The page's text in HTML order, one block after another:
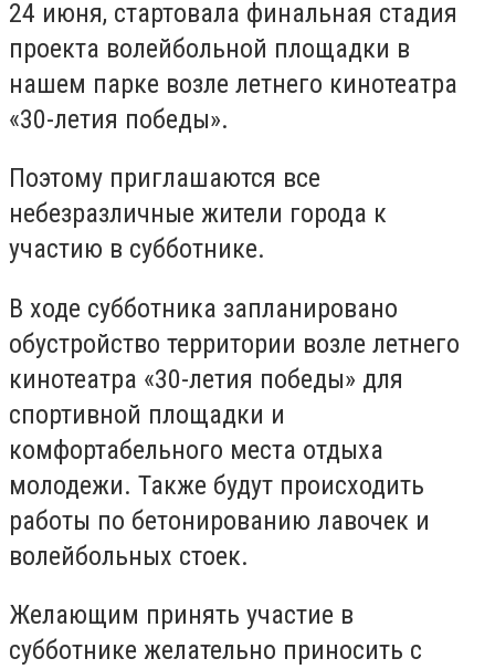
24 июня, стартовала финальная стадия
проекта волейбольной площадки в
нашем парке возле летнего кинотеатра
«30-летия победы».
Поэтому приглашаются все
небезразличные жители города к
участию в субботнике.
В ходе субботника запланировано
обустройство территории возле летнего
кинотеатра «30-летия победы» для
спортивной площадки и
комфортабельного места отдыха
молодежи. Также будут происходить
работы по бетонированию лавочек и
волейбольных стоек.
Желающим принять участие в
субботнике желательно приносить с